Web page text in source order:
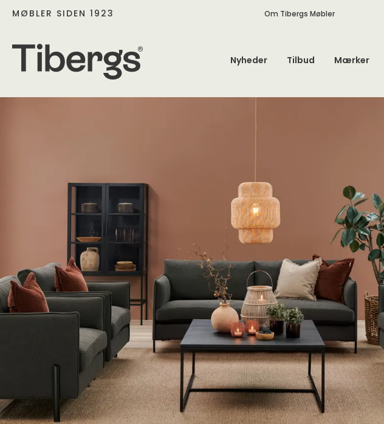
MØBLER SIDEN 1923 Om Tibergs Møbler
Nyheder Tilbud Mærker